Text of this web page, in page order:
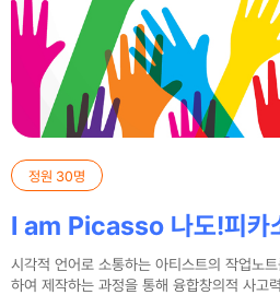
정원 30명
I am Picasso 나도!피카
시각적 언어로 소통하는 아티스트의 작업노
하여 제작하는 과정을 통해 융합창의적 사고